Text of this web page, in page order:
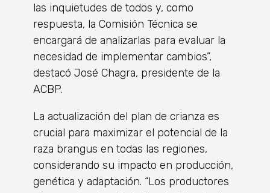
las inquietudes de todos y, como
respuesta, la Comisión Técnica se
encargará de analizarlas para evaluar la
necesidad de implementar cambios”,
destacó José Chagra, presidente de la
ACBP.
La actualización del plan de crianza es
crucial para maximizar el potencial de la
raza brangus en todas las regiones,
considerando su impacto en producción,
genética y adaptación. “Los productores